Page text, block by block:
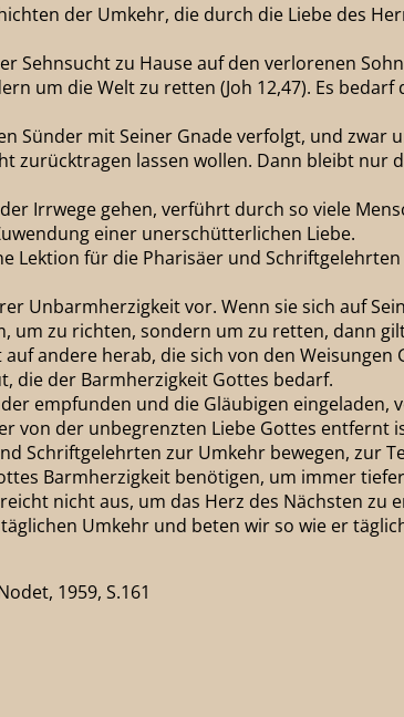
der Umkehr, die durch die Liebe des
Sehnsucht zu Hause auf den verlorenen
um die Welt zu retten (Joh 12,47). Es
Sünder mit Seiner Gnade verfolgt, und zwar
zurücktragen lassen wollen. Dann bleibt nur
Irrwege gehen, verführt durch so viele
einer unerschütterlichen Liebe.
Lektion für die Pharisäer und
Unbarmherzigkeit vor. Wenn sie sich auf
um zu richten, sondern um zu retten, dann
andere herab, die sich von den
die der Barmherzigkeit Gottes bedarf.
empfunden und die Gläubigen eingeladen,
von der unbegrenzten Liebe Gottes entfernt
Schriftgelehrten zur Umkehr bewegen, zur
Barmherzigkeit benötigen, um immer
nicht aus, um das Herz des Nächsten
Umkehr und beten wir so wie er
1959, S.161